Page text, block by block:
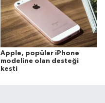
Apple, popüler iPhone
modeline olan desteği
kesti